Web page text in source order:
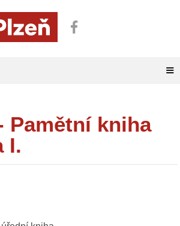
≡
Pamětní kniha
I.